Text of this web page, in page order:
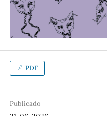
PDF
Publicado